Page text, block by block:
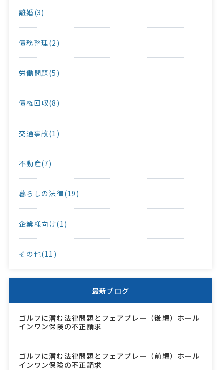
離婚(3)
債務整理(2)
労働問題(5)
債権回収(8)
交通事故(1)
不動産(7)
暮らしの法律(19)
企業様向け(1)
その他(11)
最新ブログ
ゴルフに潜む法律問題とフェアプレー（後編）ホール
インワン保険の不正請求
ゴルフに潜む法律問題とフェアプレー（前編）ホール
インワン保険の不正請求